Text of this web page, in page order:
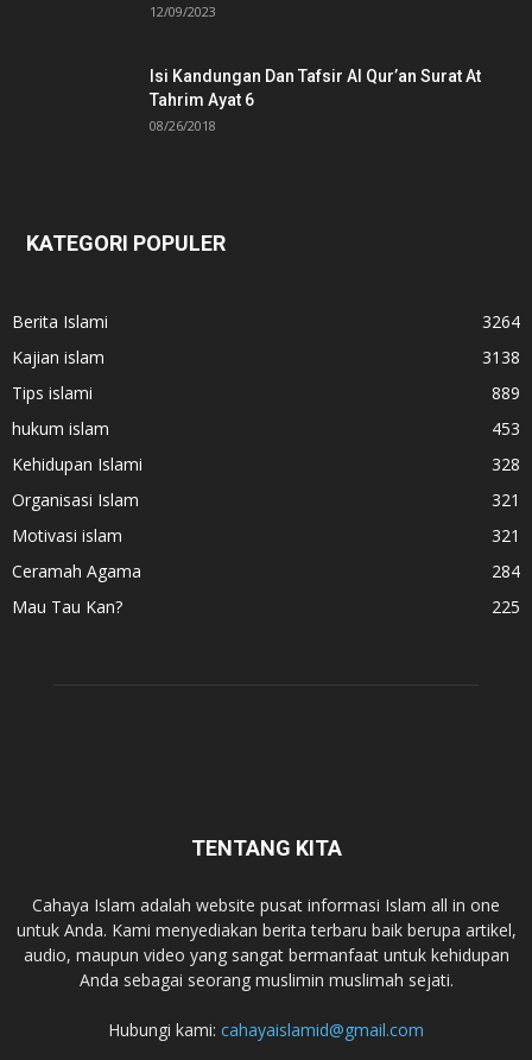
12/09/2023
Isi Kandungan Dan Tafsir Al Qur’an Surat At
Tahrim Ayat 6
08/26/2018
KATEGORI POPULER
Berita Islami
3264
Kajian islam
3138
Tips islami
889
hukum islam
453
Kehidupan Islami
328
Organisasi Islam
321
Motivasi islam
321
Ceramah Agama
284
Mau Tau Kan?
225
TENTANG KITA
Cahaya Islam adalah website pusat informasi Islam all in one
untuk Anda. Kami menyediakan berita terbaru baik berupa artikel,
audio, maupun video yang sangat bermanfaat untuk kehidupan
Anda sebagai seorang muslimin muslimah sejati.
Hubungi kami: cahayaislamid@gmail.com